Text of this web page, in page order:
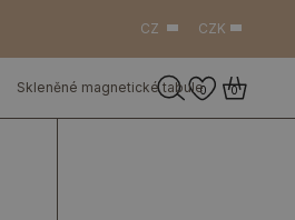
CZ CZK
Skleněné magnetické tabule0 0